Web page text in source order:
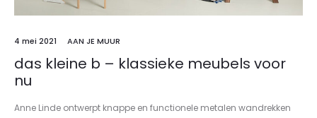
4 mei 2021 AAN JE MUUR
das kleine b – klassieke meubels voor
nu
Anne Linde ontwerpt knappe en functionele metalen wandrekken